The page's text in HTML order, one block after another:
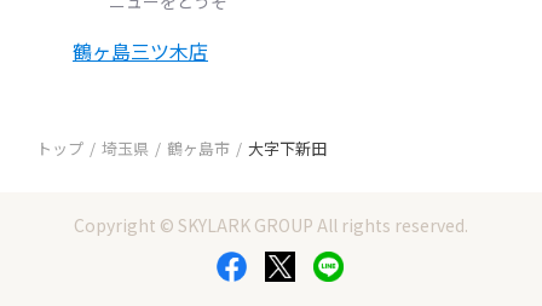
鶴ヶ島三ツ木店
トップ 埼玉県 鶴ヶ島市 大字下新田
Copyright © SKYLARK GROUP All rights reserved.